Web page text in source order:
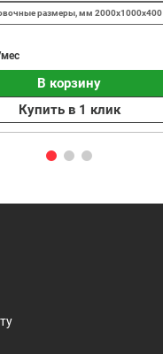
размеры, мм 2000х1000х400
В корзину
Купить в 1 клик